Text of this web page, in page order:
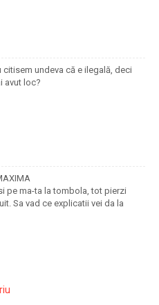
citisem undeva că e ilegală, deci
avut loc?
pe ma-ta la tombola, tot pierzi
Sa vad ce explicatii vei da la